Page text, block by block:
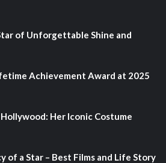
of Unforgettable Shine and
Achievement Award at 2025
Her Iconic Costume
of a Star – Best Films and Life Story